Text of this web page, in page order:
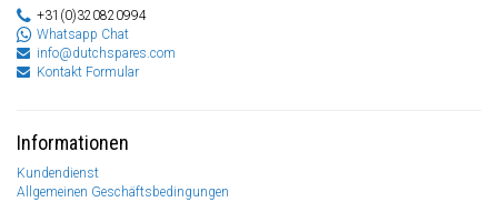
+31(0)320820994
Whatsapp Chat
info@dutchspares.com
Kontakt Formular
Informationen
Kundendienst
Allgemeinen Geschäftsbedingungen